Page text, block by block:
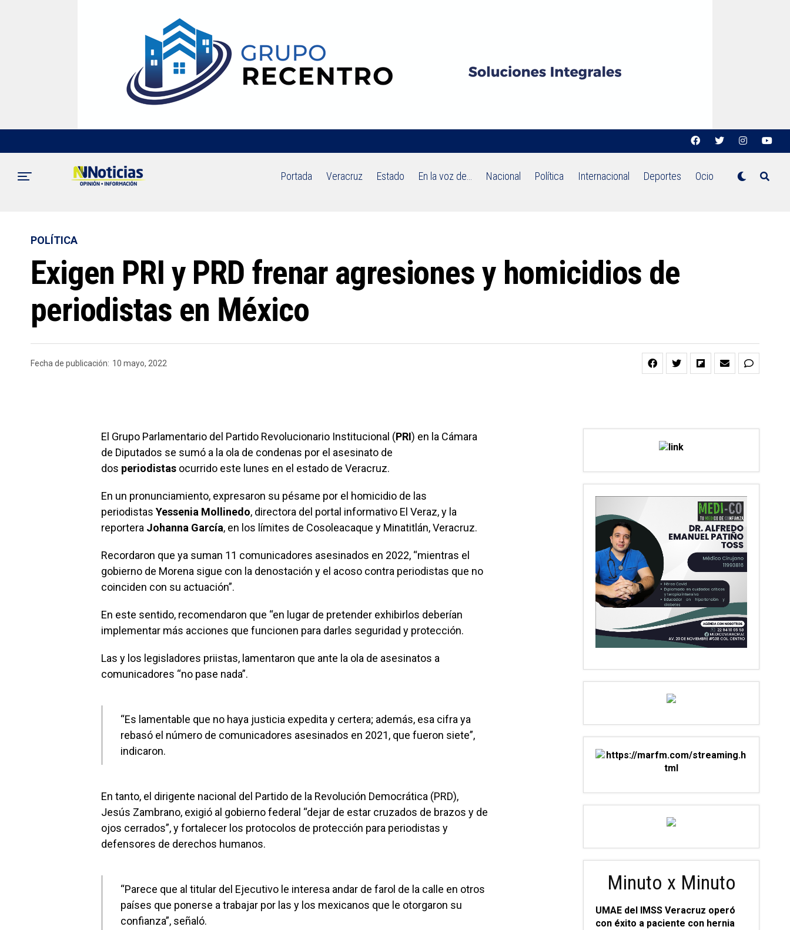
Portada Veracruz Estado En la voz de… Nacional Política Internacional Deportes Ocio
POLÍTICA
Exigen PRI y PRD frenar agresiones y homicidios de
periodistas en México
Fecha de publicación: 10 mayo, 2022
El Grupo Parlamentario del Partido Revolucionario Institucional (PRI) en la Cámara
de Diputados se sumó a la ola de condenas por el asesinato de
dos periodistas ocurrido este lunes en el estado de Veracruz.
En un pronunciamiento, expresaron su pésame por el homicidio de las
periodistas Yessenia Mollinedo, directora del portal informativo El Veraz, y la
reportera Johanna García, en los límites de Cosoleacaque y Minatitlán, Veracruz.
Recordaron que ya suman 11 comunicadores asesinados en 2022, “mientras el
gobierno de Morena sigue con la denostación y el acoso contra periodistas que no
coinciden con su actuación”.
En este sentido, recomendaron que “en lugar de pretender exhibirlos deberían
implementar más acciones que funcionen para darles seguridad y protección.
Las y los legisladores priistas, lamentaron que ante la ola de asesinatos a
comunicadores “no pase nada”.
“Es lamentable que no haya justicia expedita y certera; además, esa cifra ya
rebasó el número de comunicadores asesinados en 2021, que fueron siete”,
indicaron.
En tanto, el dirigente nacional del Partido de la Revolución Democrática (PRD),
Jesús Zambrano, exigió al gobierno federal “dejar de estar cruzados de brazos y de
ojos cerrados”, y fortalecer los protocolos de protección para periodistas y
defensores de derechos humanos.
“Parece que al titular del Ejecutivo le interesa andar de farol de la calle en otros
países que ponerse a trabajar por las y los mexicanos que le otorgaron su
confianza”, señaló.
Minuto x Minuto
UMAE del IMSS Veracruz operó
con éxito a paciente con hernia